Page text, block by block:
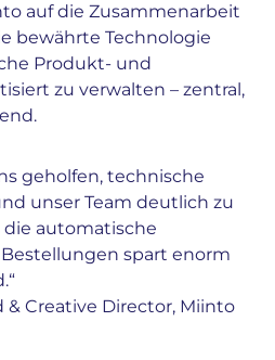
auf die Zusammenarbeit
bewährte Technologie
Produkt- und
zu verwalten – zentral,
geholfen, technische
unser Team deutlich zu
die automatische
spart enorm
& Creative Director, Miinto